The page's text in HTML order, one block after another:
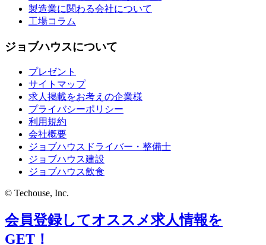
製造業に関わる会社について
工場コラム
ジョブハウスについて
プレゼント
サイトマップ
求人掲載をお考えの企業様
プライバシーポリシー
利用規約
会社概要
ジョブハウスドライバー・整備士
ジョブハウス建設
ジョブハウス飲食
© Techouse, Inc.
会員登録してオススメ求人情報を
GET！